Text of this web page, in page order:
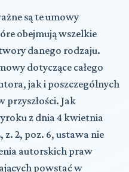
są te umowy
obejmują wszelkie
danego rodzaju.
dotyczące całego
jak i poszczególnych
Jak
z dnia 4 kwietnia
z. 2, poz. 6, ustawa nie
autorskich praw
powstać w